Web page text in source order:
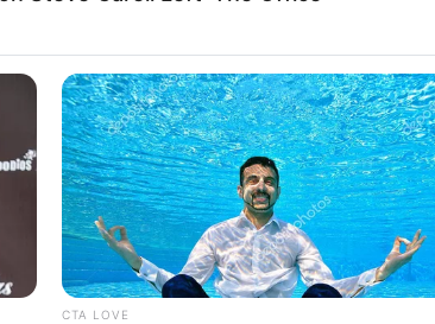
Олексія
Білоноженко
CTA LOVE